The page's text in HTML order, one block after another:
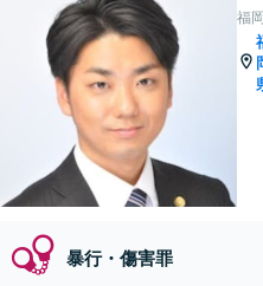
福
暴行・傷害罪